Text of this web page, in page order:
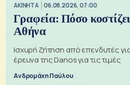
ΑΚΙΝΗΤΑ 06.08.2026, 07:00
Γραφεία: Πόσο
Αθήνα
Ισχυρή ζήτηση από επενδυτές
έρευνα της Danos για τις τιμές
Ανδρομάχη Παύλου